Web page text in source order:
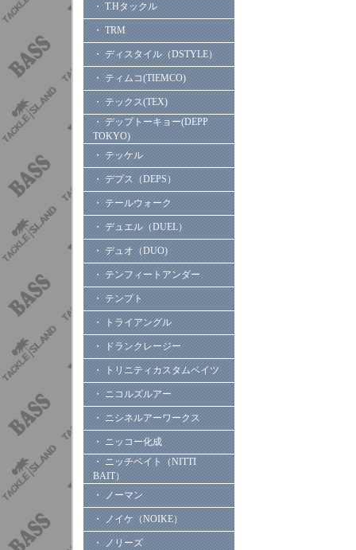
・ T.Hタックル
・ TRM
・ ディスタイル（DSTYLE）
・ ティムコ(TIEMCO)
・ テックス(TEX)
・ デップトーキョー(DEPP
TOKYO)
・ テッケル
・ デプス（DEPS）
・ テールウォーク
・ デュエル（DUEL）
・ デュオ（DUO)
・ テンフィートアンダー
・ テンプト
・ トライアングル
・ ドランクレージー
・ トリニティカスタムベイツ
・ ニコルズルアー
・ ニシネルアーワークス
・ ニッコー化成
・ ニッチベイト（NITTI
BAIT）
・ ノーマン
・ ノイケ（NOIKE）
・ ノリーズ